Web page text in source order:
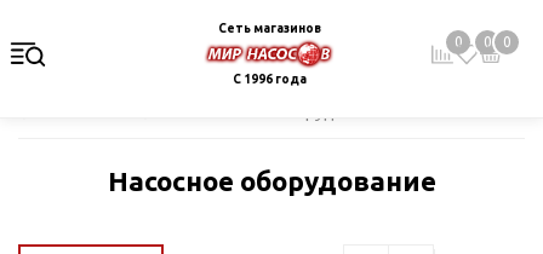
Сеть магазинов
С 1996 года
0 0 0
Насосное оборудование